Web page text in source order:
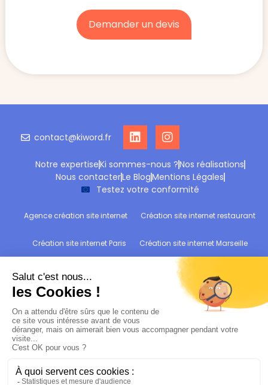
Demander un devis
contact@kiword.fr
Notre expertiseKi sommes-nous ?Nos réalisations
Nous contacterLe BlogMentions Légales
Testez votre conformité
Agence création site internet Création site internet restaurant
Création site internet Paris Création site internet Marseille
Création site internet Reims Création site internet Wittelsheim
Audit de conformité RGPD : Testez votre site !